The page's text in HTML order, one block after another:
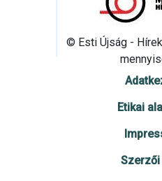
© Esti Újság -
Etikai